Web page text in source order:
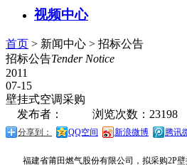
视频中心
首页 > 新闻中心 > 招标公告
招标公告Tender Notice
2011
07-15
壁挂式空调采购
发布者：
浏览次数：23198
分享到： QQ空间 新浪微博 腾讯
福建省莆田燃气股份有限公司，拟采购2P壁